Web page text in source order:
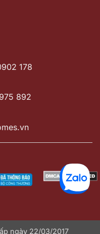
178
892
ngày 22/03/2017